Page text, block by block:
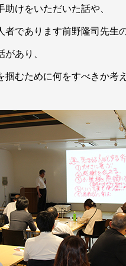
けをいただいた話や、
者であります前野隆司先生
あり、
むために何をすべきか考